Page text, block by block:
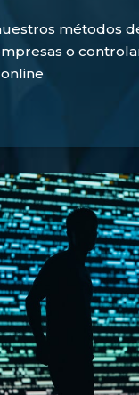
métodos
o